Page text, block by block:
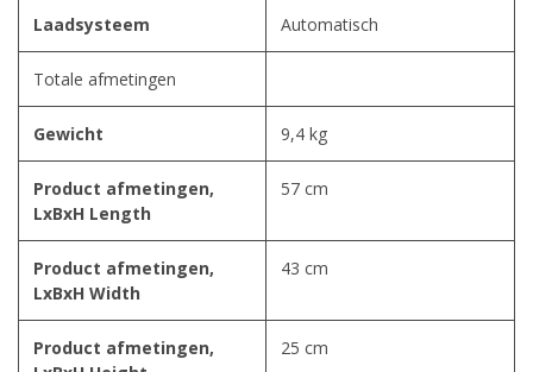
Laadsysteem Automatisch
Totale afmetingen
Gewicht 9,4 kg
Product afmetingen,
LxBxH Length
57 cm
Product afmetingen,
LxBxH Width
43 cm
Product afmetingen,
25 cm